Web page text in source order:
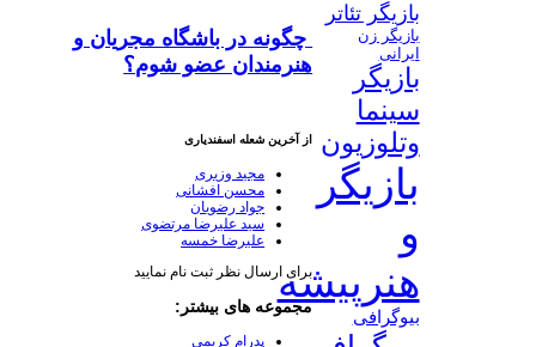
چگونه در باشگاه مجریان و
هنرمندان عضو شوم؟
از آخرین شعله اسفندیاری
مجید وزیری
محسن افشانی
جواد رضویان
سید علیرضا مرتضوی
علیرضا خمسه
برای ارسال نظر ثبت نام نمایید
مجموعه های بیشتر:
پدرام کریمی
بازیگر تئاتر
بازیگر زن
ایرانی
بازیگر
سینما
وتلوزیون
بازیگر
و
هنرپیشه
بیوگرافی